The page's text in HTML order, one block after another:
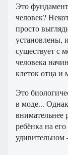
Это
человек?
просто
установлены,
существует с
человека
клеток отца и
Это
в моде...
внимательнее
ребёнка на
удивительном